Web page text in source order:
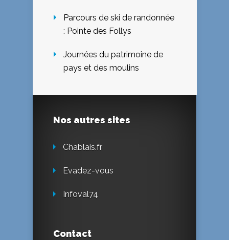
Parcours de ski de randonnée
: Pointe des Follys
Journées du patrimoine de
pays et des moulins
Nos autres sites
Chablais.fr
Evadez-vous
Infoval74
Contact